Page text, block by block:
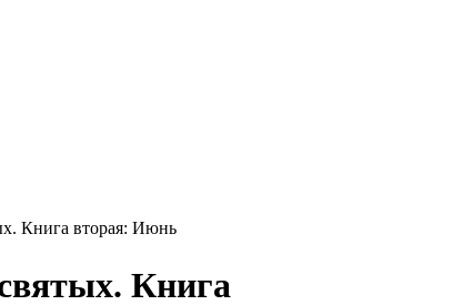
Книга вторая: Июнь
Книга